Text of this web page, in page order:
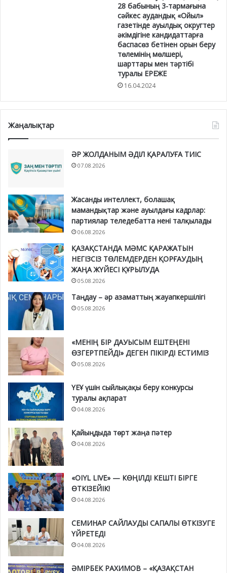
28 бабының 3-тармағына
сәйкес аудандық «Ойыл»
газетінде ауылдық округтер
әкімдігіне кандидаттарға
баспасөз бетінен орын беру
төлемінің мөлшері,
шарттары мен тәртібі
туралы ЕРЕЖЕ
16.04.2024
Жаңалықтар
ӘР ЖОЛДАНЫМ ӘДІЛ ҚАРАЛУҒА ТИІС
07.08.2026
Жасанды интеллект, болашақ
мамандықтар және ауылдағы кадрлар:
партиялар теледебатта нені талқылады
06.08.2026
ҚАЗАҚСТАНДА МӘМС ҚАРАЖАТЫН
НЕГІЗСІЗ ТӨЛЕМДЕРДЕН ҚОРҒАУДЫҢ
ЖАҢА ЖҮЙЕСІ ҚҰРЫЛУДА
05.08.2026
Таңдау – әр азаматтың жауапкершілігі
05.08.2026
«МЕНІҢ БІР ДАУЫСЫМ ЕШТЕҢЕНІ
ӨЗГЕРТПЕЙДІ» ДЕГЕН ПІКІРДІ ЕСТИМІЗ
05.08.2026
ҮЕҰ үшін сыйлықақы беру конкурсы
туралы ақпарат
04.08.2026
Қайыңдыда төрт жаңа пәтер
04.08.2026
«OIYL LIVE» — КӨҢІЛДІ КЕШТІ БІРГЕ
ӨТКІЗЕЙІК!
04.08.2026
СЕМИНАР САЙЛАУДЫ САПАЛЫ ӨТКІЗУГЕ
ҮЙРЕТЕДІ
04.08.2026
ӘМІРБЕК РАХИМОВ – «ҚАЗАҚСТАН